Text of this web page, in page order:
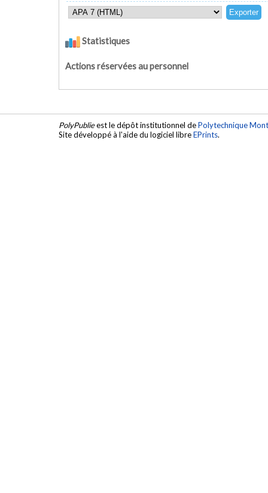
Statistiques
Actions réservées au personnel
PolyPublieest le dépôt institutionnel dePolytechnique
Site développé à l'aide du logiciel libreEPrints.